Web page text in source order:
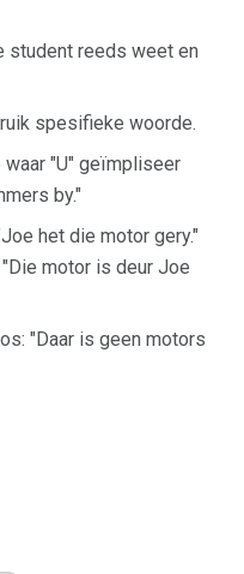
student reeds weet en
spesifieke woorde.
"U" geïmpliseer
by."
het die motor gery."
motor is deur Joe
"Daar is geen motors